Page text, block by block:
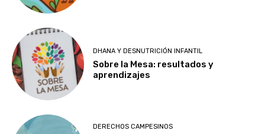
DHANA Y DESNUTRICIÓN INFANTIL
Sobre la Mesa: resultados y
aprendizajes
DERECHOS CAMPESINOS